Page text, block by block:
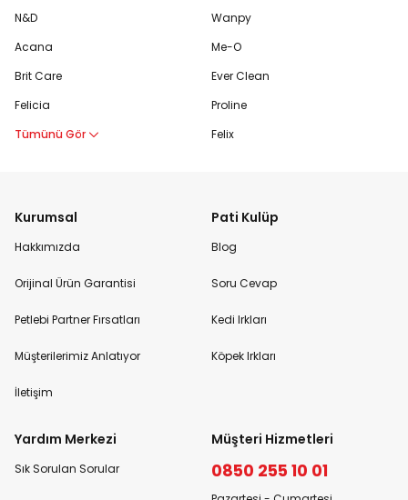
N&D
Acana
Brit Care
Felicia
Tümünü Gör
Wanpy
Me-O
Ever Clean
Proline
Felix
Kurumsal
Hakkımızda
Orijinal Ürün Garantisi
Petlebi Partner Fırsatları
Müşterilerimiz Anlatıyor
İletişim
Pati Kulüp
Blog
Soru Cevap
Kedi Irkları
Köpek Irkları
Yardım Merkezi
Sık Sorulan Sorular
Müşteri Hizmetleri
0850 255 10 01